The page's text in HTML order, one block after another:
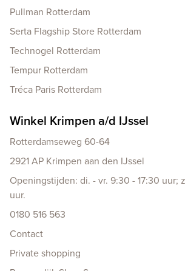
Pullman Rotterdam
Serta Flagship Store Rotterdam
Technogel Rotterdam
Tempur Rotterdam
Tréca Paris Rotterdam
Winkel Krimpen a/d IJssel
Rotterdamseweg 60-64
2921 AP Krimpen aan den IJssel
Openingstijden: di. - vr. 9:30 - 17:30 uur;
uur.
0180 516 563
Contact
Private shopping